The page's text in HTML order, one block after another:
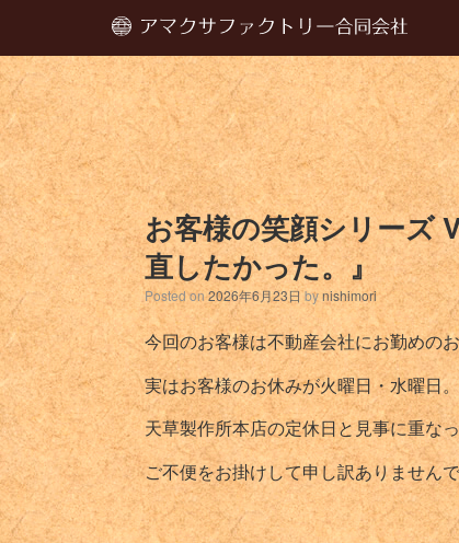
お客様の笑顔シリーズ
直したかった。』
Posted on2026年6月23日 bynishimori
今回のお客様は不動産会社にお勤めの
実はお客様のお休みが火曜日・水曜日。
天草製作所本店の定休日と見事に重な
ご不便をお掛けして申し訳ありません